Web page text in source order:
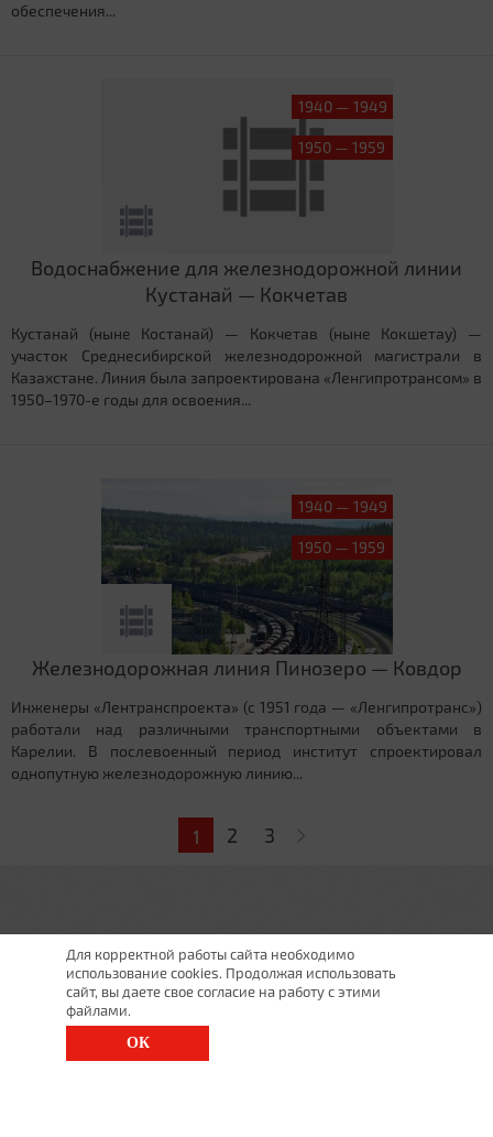
обеспечения...
1940 — 1949
1950 — 1959
Водоснабжение для железнодорожной линии
Кустанай — Кокчетав
Кустанай (ныне Костанай) — Кокчетав (ныне Кокшетау) —
участок Среднесибирской железнодорожной магистрали в
Казахстане. Линия была запроектирована «Ленгипротрансом» в
1950–1970-е годы для освоения...
1940 — 1949
1950 — 1959
Железнодорожная линия Пинозеро — Ковдор
Инженеры «Лентранспроекта» (с 1951 года — «Ленгипротранс»)
работали над различными транспортными объектами в
Карелии. В послевоенный период институт спроектировал
однопутную железнодорожную линию...
1 2 3
Для корректной работы сайта необходимо
использование cookies. Продолжая использовать
сайт, вы даете свое согласие на работу с этими
файлами.
ОК